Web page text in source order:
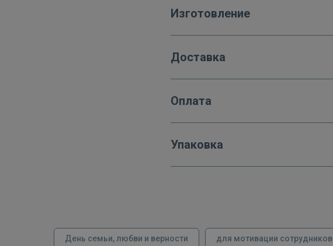
Изготовление
Доставка
Оплата
Упаковка
День семьи, любви и верности для мотивации сотрудников